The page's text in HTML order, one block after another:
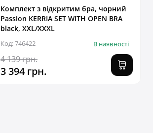
Комплект з відкритим бра, чорний
Passion KERRIA SET WITH OPEN BRA
black, XXL/XXXL
Код: 746422 В наявності
4 139 грн.
3 394 грн.